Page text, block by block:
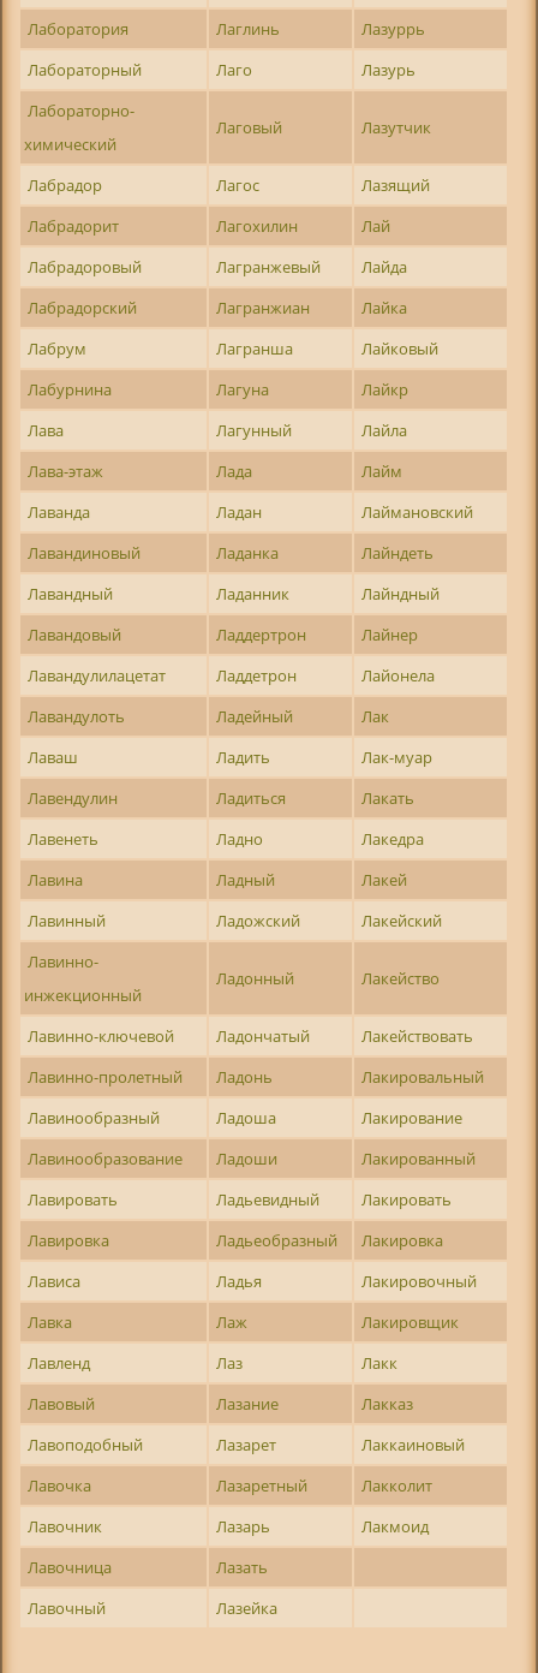
Лаборатория
Лаглинь
Лазуррь
Лабораторный
Лаго
Лазурь
Лабораторно-
химический
Лаговый Лазутчик
Лабрадор Лагос
Лазящий
Лабрадорит
Лагохилин
Лай
Лабрадоровый
Лагранжевый
Лайда
Лабрадорский
Лагранжиан
Лайка
Лабрум
Лагранша
Лайковый
Лабурнина
Лагуна
Лайкр
Лава
Лагунный
Лайла
Лава-этаж
Лада
Лайм
Лаванда
Ладан
Лаймановский
Лавандиновый
Ладанка
Лайндеть
Лавандный
Ладанник
Лайндный
Лавандовый
Ладдертрон
Лайнер
Лавандулилацетат
Ладдетрон
Лайонела
Лавандулоть
Ладейный
Лак
Лаваш
Ладить
Лак-муар
Лавендулин
Ладиться
Лакать
Лавенеть
Ладно
Лакедра
Лавина
Ладный
Лакей
Лавинный
Ладожский
Лакейский
Лавинно-
инжекционный
Ладонный Лакейство
Лавинно-ключевой Ладончатый
Лакействовать
Лавинно-пролетный
Ладонь
Лакировальный
Лавинообразный
Ладоша
Лакирование
Лавинообразование
Ладоши
Лакированный
Лавировать
Ладьевидный
Лакировать
Лавировка
Ладьеобразный
Лакировка
Лависа
Ладья
Лакировочный
Лавка
Лаж
Лакировщик
Лавленд
Лаз
Лакк
Лавовый
Лазание
Лакказ
Лавоподобный
Лазарет
Лаккаиновый
Лавочка
Лазаретный
Лакколит
Лавочник
Лазарь
Лакмоид
Лавочница
Лазать
Лавочный
Лазейка